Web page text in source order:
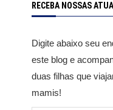
RECEBA NOSSAS
Digite abaixo seu
este blog e
duas filhas que
mamis!